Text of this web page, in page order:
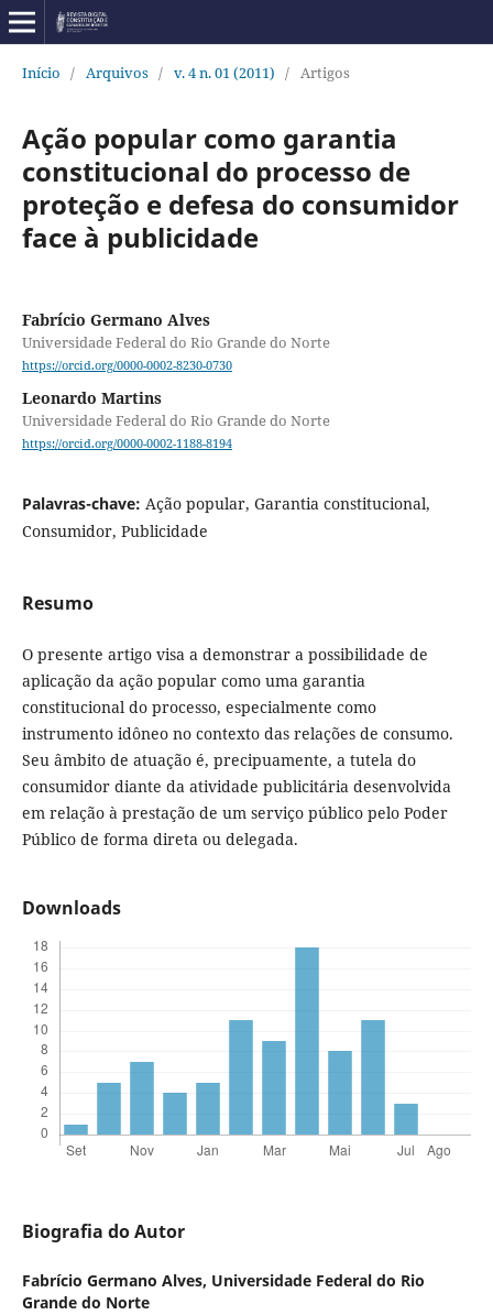
Início / Arquivos / v. 4 n. 01 (2011) / Artigos
Ação popular como garantia
constitucional do processo de
proteção e defesa do consumidor
face à publicidade
Fabrício Germano Alves
Universidade Federal do Rio Grande do Norte
https://orcid.org/0000-0002-8230-0730
Leonardo Martins
Universidade Federal do Rio Grande do Norte
https://orcid.org/0000-0002-1188-8194
Palavras-chave: Ação popular, Garantia constitucional,
Consumidor, Publicidade
Resumo
O presente artigo visa a demonstrar a possibilidade de
aplicação da ação popular como uma garantia
constitucional do processo, especialmente como
instrumento idôneo no contexto das relações de consumo.
Seu âmbito de atuação é, precipuamente, a tutela do
consumidor diante da atividade publicitária desenvolvida
em relação à prestação de um serviço público pelo Poder
Público de forma direta ou delegada.
Downloads
Biografia do Autor
Fabrício Germano Alves, Universidade Federal do Rio
Grande do Norte